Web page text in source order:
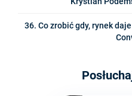
36. Co zrobić gdy, rynek